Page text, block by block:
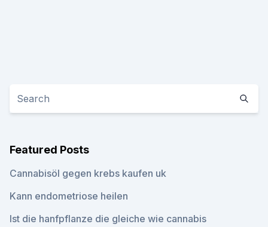
Featured Posts
Cannabisöl gegen krebs kaufen uk
Kann endometriose heilen
Ist die hanfpflanze die gleiche wie cannabis